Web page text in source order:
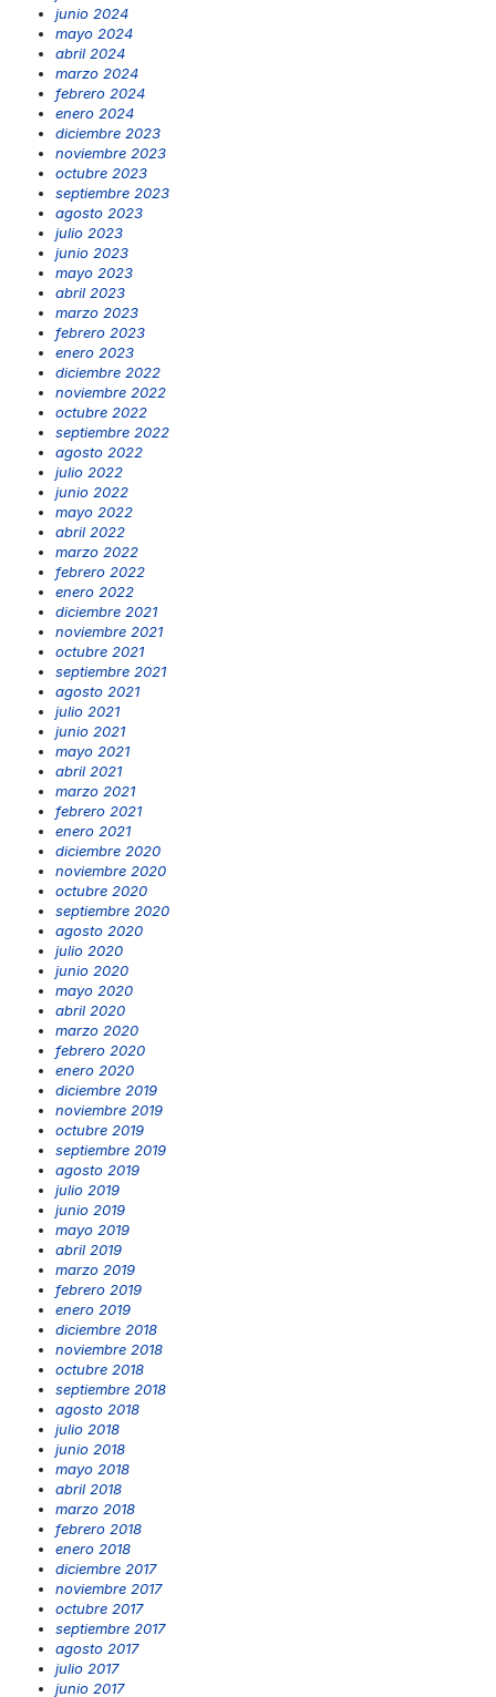
junio 2024
mayo 2024
abril 2024
marzo 2024
febrero 2024
enero 2024
diciembre 2023
noviembre 2023
octubre 2023
septiembre 2023
agosto 2023
julio 2023
junio 2023
mayo 2023
abril 2023
marzo 2023
febrero 2023
enero 2023
diciembre 2022
noviembre 2022
octubre 2022
septiembre 2022
agosto 2022
julio 2022
junio 2022
mayo 2022
abril 2022
marzo 2022
febrero 2022
enero 2022
diciembre 2021
noviembre 2021
octubre 2021
septiembre 2021
agosto 2021
julio 2021
junio 2021
mayo 2021
abril 2021
marzo 2021
febrero 2021
enero 2021
diciembre 2020
noviembre 2020
octubre 2020
septiembre 2020
agosto 2020
julio 2020
junio 2020
mayo 2020
abril 2020
marzo 2020
febrero 2020
enero 2020
diciembre 2019
noviembre 2019
octubre 2019
septiembre 2019
agosto 2019
julio 2019
junio 2019
mayo 2019
abril 2019
marzo 2019
febrero 2019
enero 2019
diciembre 2018
noviembre 2018
octubre 2018
septiembre 2018
agosto 2018
julio 2018
junio 2018
mayo 2018
abril 2018
marzo 2018
febrero 2018
enero 2018
diciembre 2017
noviembre 2017
octubre 2017
septiembre 2017
agosto 2017
julio 2017
junio 2017